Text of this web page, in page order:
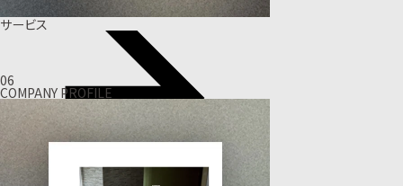
サービス
06
COMPANY PROFILE